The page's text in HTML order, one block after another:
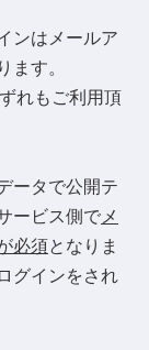
ンはメールア
ます。
れもご利用頂
ータで公開テ
ービス側でメ
必須 となりま
グインをされ